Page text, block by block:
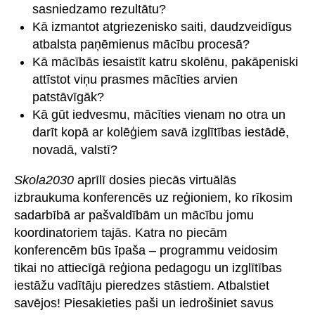
sasniedzamo rezultātu?
Kā izmantot atgriezenisko saiti, daudzveidīgus
atbalsta paņēmienus mācību procesā?
Kā mācībās iesaistīt katru skolēnu, pakāpeniski
attīstot viņu prasmes mācīties arvien
patstāvīgāk?
Kā gūt iedvesmu, mācīties vienam no otra un
darīt kopā ar kolēģiem savā izglītības iestādē,
novadā, valstī?
Skola2030 aprīlī dosies piecās virtuālās
izbraukuma konferencēs uz reģioniem, ko rīkosim
sadarbībā ar pašvaldībām un mācību jomu
koordinatoriem tajās. Katra no piecām
konferencēm būs īpaša – programmu veidosim
tikai no attiecīgā reģiona pedagogu un izglītības
iestāžu vadītāju pieredzes stāstiem. Atbalstiet
savējos! Piesakieties paši un iedrošiniet savus